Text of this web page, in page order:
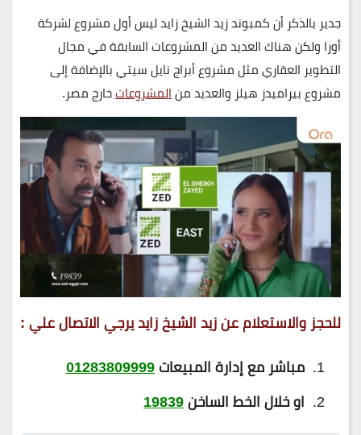
جدير بالذكر أن كمبوند زيد الشيخ زايد ليس أول مشروع لشركة
أورا ولكن هناك العديد من المشروعات السابقة في مجال
التطوير العقاري مثل مشروع أبراج نايل سيتي بالإضافة إلى
مشروع بيراميدز هيلز والعديد منالمشروعاتخارج مصر.
للحجز والاستعلام عن زيد الشيخ زايد يرجي الاتصال علي :
مباشر مع إدارة المبيعات01283809999
او خلال الخط الساخن19839